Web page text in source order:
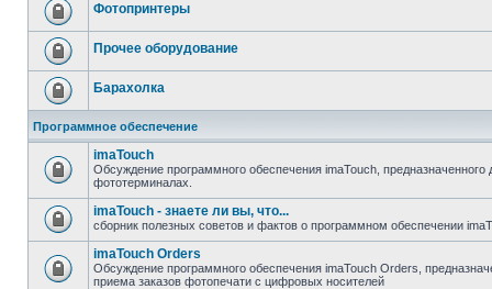
Фотопринтеры
Прочее оборудование
Барахолка
Программное обеспечение
imaTouch
Обсуждение программного обеспечения imaTouch, предназначенного
фототерминалах.
imaTouch - знаете ли вы, что...
сборник полезных советов и фактов о программном обеспечении
imaTouch Orders
Обсуждение программного обеспечения imaTouch Orders,
приема заказов фотопечати с цифровых носителей